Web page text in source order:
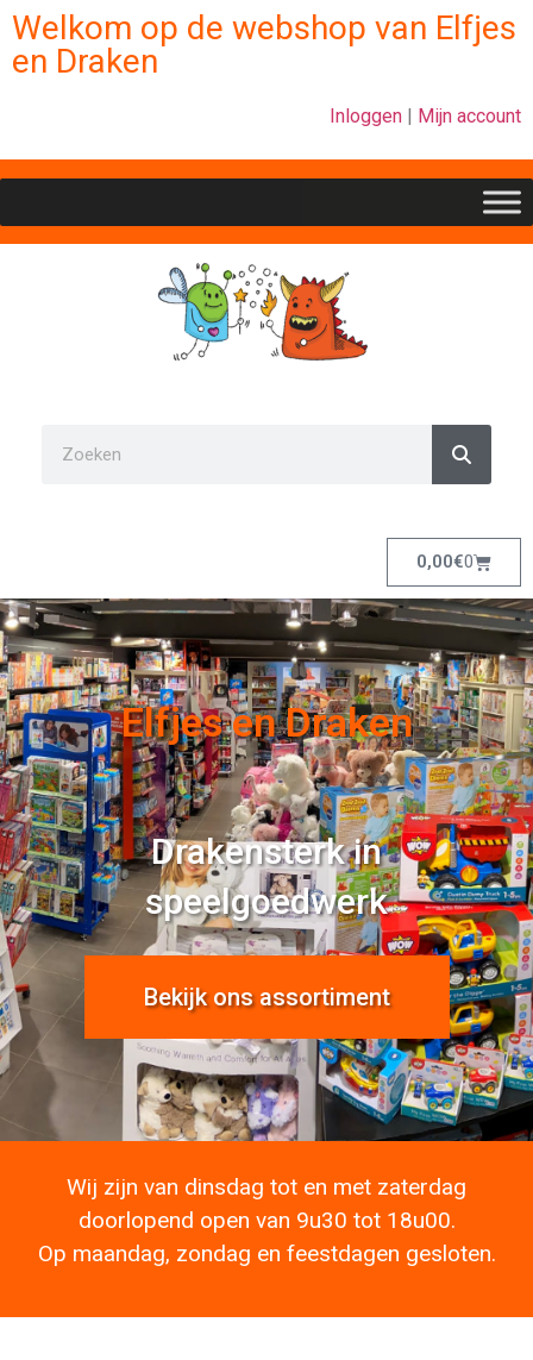
Welkom op de webshop van Elfjes
en Draken
Inloggen | Mijn account
0,00€0
Elfjes en Draken
Drakensterk in
speelgoedwerk
Bekijk ons assortiment
Wij zijn van dinsdag tot en met zaterdag
doorlopend open van 9u30 tot 18u00.
Op maandag, zondag en feestdagen gesloten.